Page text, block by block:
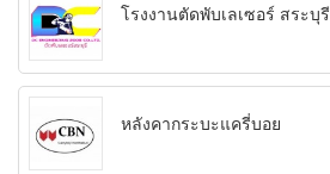
โรงงานตัดพับเลเซอร์ สระบุรี
หลังคากระบะแครี่บอย